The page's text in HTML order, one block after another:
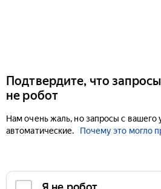
Подтвердите, что
не робот
Нам очень жаль, но запросы с вашего
автоматические.
Почему это могло